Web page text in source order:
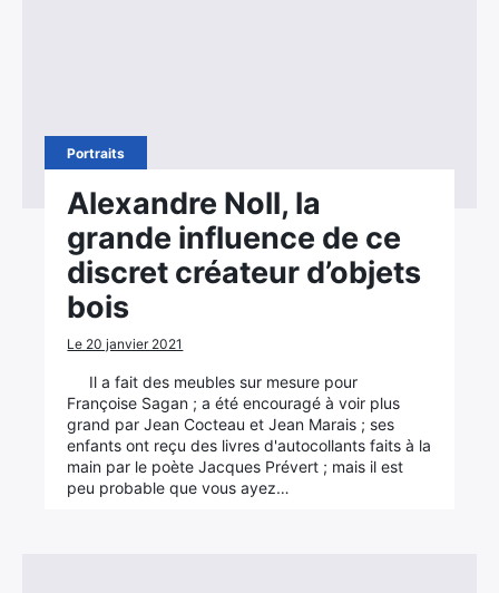
Portraits
Alexandre Noll, la
grande influence de ce
discret créateur d’objets
bois
Le 20 janvier 2021
Il a fait des meubles sur mesure pour
Françoise Sagan ; a été encouragé à voir plus
grand par Jean Cocteau et Jean Marais ; ses
enfants ont reçu des livres d'autocollants faits à la
main par le poète Jacques Prévert ; mais il est
peu probable que vous ayez…